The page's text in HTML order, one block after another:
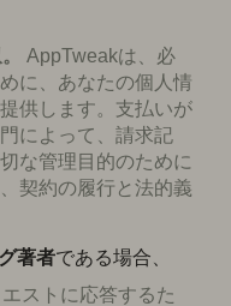
AppTweakは、必
に、あなたの個人情
供します。支払いが
によって、請求記
な管理目的のために
契約の履行と法的義
著者である場合、
ストに応答するた